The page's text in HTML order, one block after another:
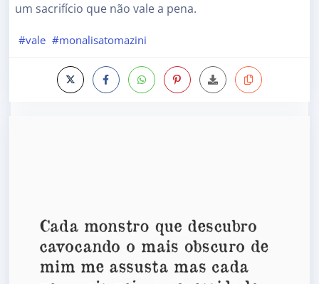
um sacrifício que não vale a pena.
#vale #monalisatomazini